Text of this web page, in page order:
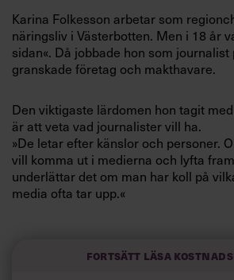
Villkor och policy för
personuppgiftsbehandling
Sök
Karina Folkesson arbetar som
näringsliv i Västerbotten. Men i 18 år
sidan«. Då jobbade hon som journalist
granskade företag och makthavare.
Den viktigaste lärdomen hon tagit
är att veta vad journalister vill ha.
»De letar efter känslor och personer.
vill komma ut i medierna och lyfta
underlättar det om man har koll på
media ofta tar upp.«
miljöfrågor. Gör er avdelning eller
inom de områdena, så tipsa medierna
Fortsätt läsa